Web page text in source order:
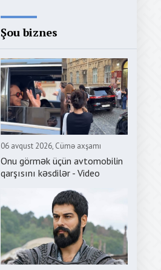
Şou biznes
06 avqust 2026, Cümə axşamı
Onu görmək üçün avtomobilin
qarşısını kəsdilər - Video